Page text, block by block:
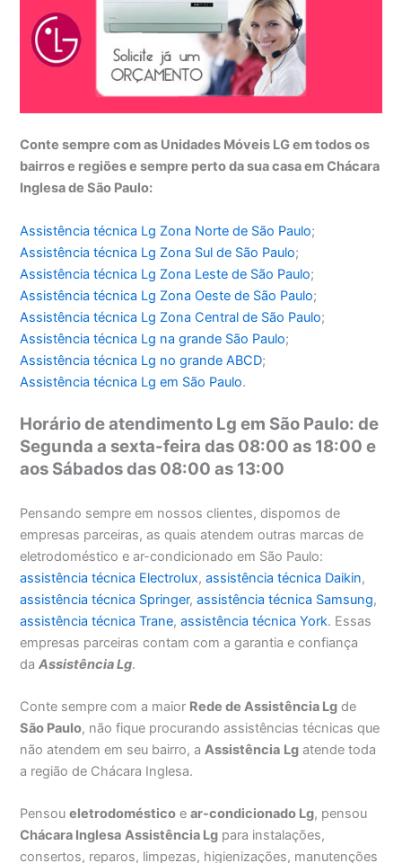
Conte sempre com as Unidades Móveis LG em todos os
bairros e regiões e sempre perto da sua casa em Chácara
Inglesa de São Paulo:
Assistência técnica Lg Zona Norte de São Paulo;
Assistência técnica Lg Zona Sul de São Paulo;
Assistência técnica Lg Zona Leste de São Paulo;
Assistência técnica Lg Zona Oeste de São Paulo;
Assistência técnica Lg Zona Central de São Paulo;
Assistência técnica Lg na grande São Paulo;
Assistência técnica Lg no grande ABCD;
Assistência técnica Lg em São Paulo.
Horário de atendimento Lg em São Paulo: de
Segunda a sexta-feira das 08:00 as 18:00 e
aos Sábados das 08:00 as 13:00
Pensando sempre em nossos clientes, dispomos de
empresas parceiras, as quais atendem outras marcas de
eletrodoméstico e ar-condicionado em São Paulo:
assistência técnica Electrolux,assistência técnica Daikin,
assistência técnica Springer,assistência técnica Samsung,
assistência técnica Trane,assistência técnica York. Essas
empresas parceiras contam com a garantia e confiança
daAssistência Lg.
Conte sempre com a maior Rede de Assistência Lg de
São Paulo, não fique procurando assistências técnicas que
não atendem em seu bairro, aAssistência Lg atende toda
a região de Chácara Inglesa.
Pensoueletrodoméstico ear-condicionado Lg, pensou
Chácara Inglesa Assistência Lg para instalações,
consertos, reparos, limpezas, higienizações, manutenções